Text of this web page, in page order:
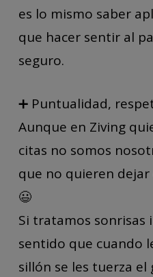
es lo mismo saber
que hacer sentir al
seguro.
➕ Puntualidad,
Aunque en Ziving
citas no somos
que no quieren dejar
😃
Si tratamos sonrisas
sentido que cuando
sillón se les tuerza el